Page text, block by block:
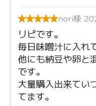
nori様
リピです。
毎日味噌汁に入れ
他にも納豆や卵と
です。
大量購入出来てい
てます。